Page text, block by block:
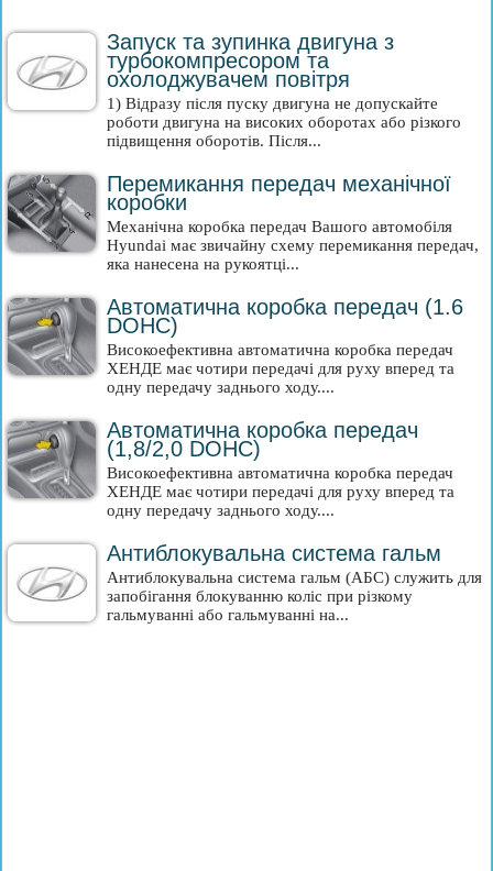
Запуск та зупинка двигуна з
турбокомпресором та
охолоджувачем повітря
1) Відразу після пуску двигуна не допускайте
роботи двигуна на високих оборотах або різкого
підвищення оборотів. Після...
Перемикання передач механічної
коробки
Механічна коробка передач Вашого автомобіля
Hyundai має звичайну схему перемикання передач,
яка нанесена на рукоятці...
Автоматична коробка передач (1.6
DOHC)
Високоефективна автоматична коробка передач
ХЕНДЕ має чотири передачі для руху вперед та
одну передачу заднього ходу....
Автоматична коробка передач
(1,8/2,0 DOHC)
Високоефективна автоматична коробка передач
ХЕНДЕ має чотири передачі для руху вперед та
одну передачу заднього ходу....
Антиблокувальна система гальм
Антиблокувальна система гальм (АБС) служить для
запобігання блокуванню коліс при різкому
гальмуванні або гальмуванні на...